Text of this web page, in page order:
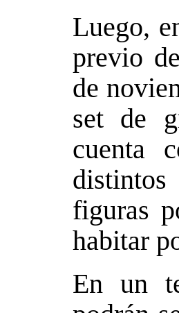
Luego,
previo
de
set de
cuenta
figuras
habitar
En un